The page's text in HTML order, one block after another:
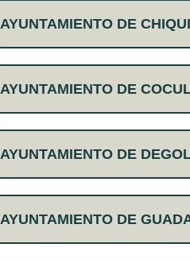
AYUNTAMIENTO DE
AYUNTAMIENTO DE
AYUNTAMIENTO DE
AYUNTAMIENTO DE